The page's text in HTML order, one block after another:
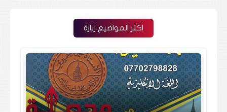
اكثر المواضيع زيارة